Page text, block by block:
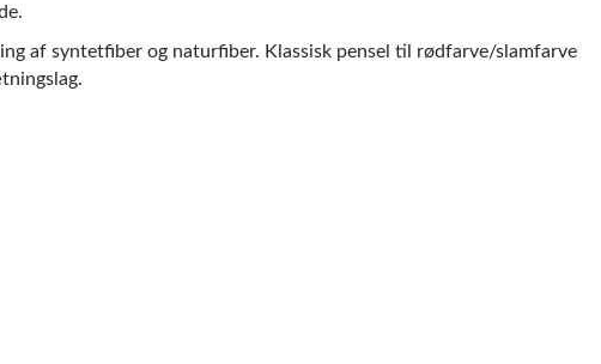
af syntetfiber og naturfiber. Klassisk pensel til rødfarve/slamfarve